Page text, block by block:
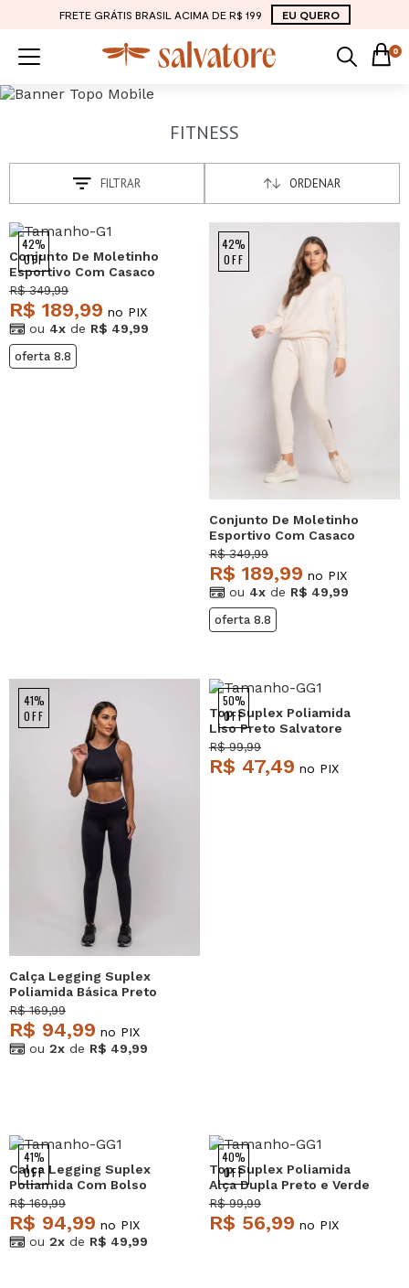
FRETE GRÁTIS BRASIL ACIMA DE R$ 199 EU QUERO
0
FITNESS
FILTRAR ORDENAR
42%
OFF
Conjunto De Moletinho
Esportivo Com Casaco
Capuz E Calça Jogger
Bege Salvatore
R$ 349,99
R$ 189,99 no PIX
ou 4x de R$ 49,99
oferta 8.8
42%
OFF
Conjunto De Moletinho
Esportivo Com Casaco
Capuz E Calça Jogger
Marfim Salvatore
R$ 349,99
R$ 189,99 no PIX
ou 4x de R$ 49,99
oferta 8.8
41%
OFF
Calça Legging Suplex
Poliamida Básica Preto
Salvatore
R$ 169,99
R$ 94,99 no PIX
ou 2x de R$ 49,99
50%
OFF
Top Suplex Poliamida
Liso Preto Salvatore
R$ 99,99
R$ 47,49 no PIX
41%
OFF
Calça Legging Suplex
Poliamida Com Bolso
Preto Salvatore
R$ 169,99
R$ 94,99 no PIX
ou 2x de R$ 49,99
40%
OFF
Top Suplex Poliamida
Alça Dupla Preto e Verde
Claro Salvatore
R$ 99,99
R$ 56,99 no PIX